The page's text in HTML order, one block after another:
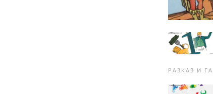
РАЗКАЗ И